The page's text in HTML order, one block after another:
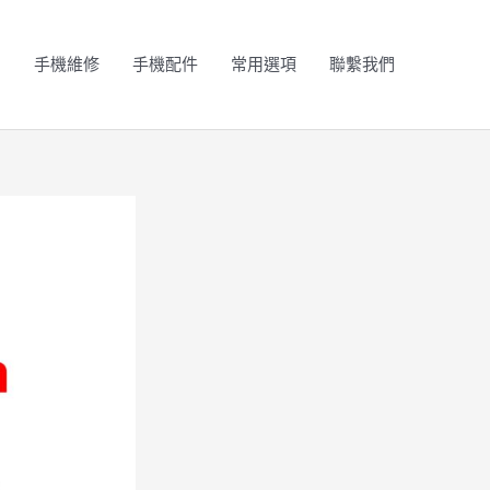
手機維修 手機配件 常用選項 聯繫我們